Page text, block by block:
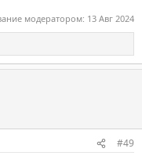
модератором: 13 Авг 2024
#49